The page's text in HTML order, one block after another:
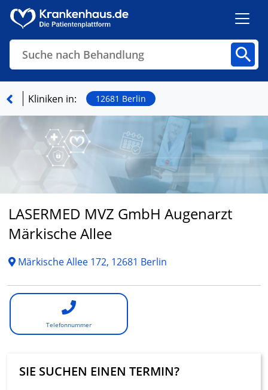
Suche nach Behandlung
Finden
Kliniken in: 12681 Berlin
LASERMED MVZ GmbH Augenarzt
Märkische Allee
Märkische Allee 172, 12681 Berlin
Telefonnummer
SIE SUCHEN EINEN TERMIN?